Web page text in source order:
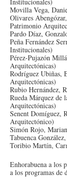
Movilla Vega,
Olivares
Patrimonio
Pardo Díaz,
Peña Fernández
Institucionales)
Pérez-Pujazón
Arquitectónicas)
Rodríguez Ubiñas,
Arquitectónicas)
Rubio Hernández,
Rueda Márquez de
Arquitectónicas)
Senent Domíguez,
Arquitectónico)
Simón Rojo,
Tabuenca
Toribio Martín,
Enhorabuena a los
a los programas de